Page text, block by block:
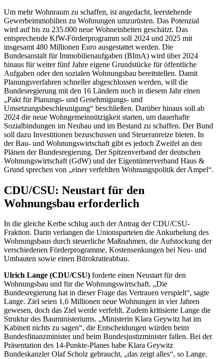
Um mehr Wohnraum zu schaffen, ist angedacht, leerstehende
Gewerbeimmobilien zu Wohnungen umzurüsten. Das Potenzial
wird auf bis zu 235.000 neue Wohneinheiten geschätzt. Das
entsprechende KfW-Förderprogramm soll 2024 und 2025 mit
insgesamt 480 Millionen Euro ausgestattet werden. Die
Bundesanstalt für Immobilienaufgaben (BImA) wird über 2024
hinaus für weiter fünf Jahre eigene Grundstücke für öffentliche
Aufgaben oder den sozialen Wohnungsbau bereitstellen. Damit
Planungsverfahren schneller abgeschlossen werden, will die
Bundesregierung mit den 16 Ländern noch in diesem Jahr einen
„Pakt für Planungs- und Genehmigungs- und
Umsetzungsbeschleunigung“ beschließen. Darüber hinaus soll ab
2024 die neue Wohngemeinnützigkeit starten, um dauerhafte
Sozialbindungen im Neubau und im Bestand zu schaffen. Der Bund
soll dazu Investitionen bezuschussen und Steueranreize bieten. In
der Bau- und Wohnungswirtschaft gibt es jedoch Zweifel an den
Plänen der Bundesregierung. Der Spitzenverband der deutschen
Wohnungswirtschaft (GdW) und der Eigentümerverband Haus &
Grund sprechen von „einer verfehlten Wohnungspolitik der Ampel“.
CDU/CSU: Neustart für den
Wohnungsbau erforderlich
In die gleiche Kerbe schlug auch der Antrag der CDU/CSU-
Fraktion. Darin verlangen die Unionsparteien die Ankurbelung des
Wohnungsbaus durch steuerliche Maßnahmen, die Aufstockung der
verschiedenen Förderprogramme, Kostensenkungen bei Neu- und
Umbauten sowie einen Bürokratieabbau.
Ulrich Lange (CDU/CSU) forderte einen Neustart für den
Wohnungsbau und für die Wohnungswirtschaft. „Die
Bundesregierung hat in dieser Frage das Vertrauen verspielt“, sagte
Lange. Ziel seien 1,6 Millionen neue Wohnungen in vier Jahren
gewesen, doch das Ziel werde verfehlt. Zudem kritisierte Lange die
Struktur des Bauministeriums. „Ministerin Klara Geywitz hat im
Kabinett nichts zu sagen“, die Entscheidungen würden beim
Bundesfinanzminister und beim Bundesjustizminister fallen. Bei der
Präsentation des 14-Punkte-Planes habe Klara Geywitz
Bundeskanzler Olaf Scholz gebraucht, „das zeigt alles“, so Lange.